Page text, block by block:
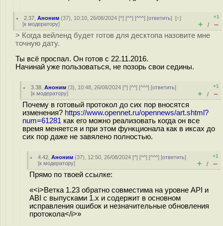
2.37 ,Аноним (37), 10:10, 26/08/2024 [^] [^^] [^^^] [ответить][↑]
[к модератору]
+1
+ / –
> Когда вейленд будет готов для десктопа назовите мне
точную дату.
Ты всё проспал. Он готов с 22.11.2016.
Начинай уже пользоваться, не позорь свои седины.
3.38 ,Аноним (3), 10:48, 26/08/2024 [^] [^^] [^^^] [ответить]
[к модератору]
+1
+ / –
Почему в готовый протокол до сих пор вносятся
изменения? https://www.opennet.ru/opennews/art.shtml?
num=61281 как его можно реализовать когда он все
время меняется и при этом функционала как в иксах до
сих пор даже не завялено полностью.
4.42 ,Аноним (37), 12:50, 26/08/2024 [^] [^^] [^^^] [ответить]
[к модератору]
+1
+ / –
Прямо по твоей ссылке:
«<i>Ветка 1.23 обратно совместима на уровне API и
ABI с выпусками 1.x и содержит в основном
исправления ошибок и незначительные обновления
протокола</i>»